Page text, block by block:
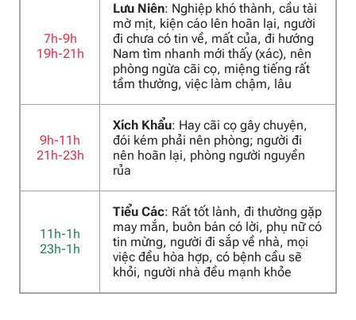
7h-9h
19h-21h
Lưu Niên: Nghiệp khó thành, cầu tài
mờ mịt, kiện cáo lên hoãn lại, người
đi chưa có tin về, mất của, đi hướng
Nam tìm nhanh mới thấy (xác), nên
phòng ngừa cãi cọ, miệng tiếng rất
tầm thường, việc làm chậm, lâu
9h-11h
21h-23h
Xích Khẩu: Hay cãi cọ gây chuyện,
đói kém phải nên phòng; người đi
nên hoãn lại, phòng người nguyền
rủa
11h-1h
23h-1h
Tiểu Các: Rất tốt lành, đi thường gặp
may mắn, buôn bán có lời, phụ nữ có
tin mừng, người đi sắp về nhà, mọi
việc đều hòa hợp, có bệnh cầu sẽ
khỏi, người nhà đều mạnh khỏe